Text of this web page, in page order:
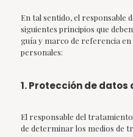
En tal sentido, el
siguientes principios que
guía y marco de referencia
personales:
1. Protección de datos
El responsable del
de determinar los medios de